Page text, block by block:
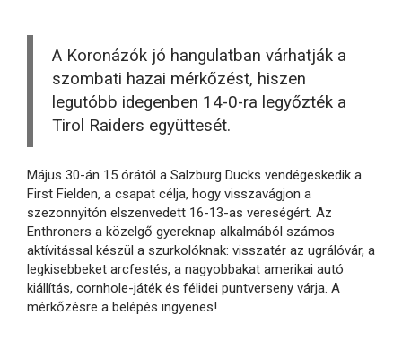
A Koronázók jó hangulatban várhatják a
szombati hazai mérkőzést, hiszen
legutóbb idegenben 14-0-ra legyőzték a
Tirol Raiders együttesét.
Május 30-án 15 órától a Salzburg Ducks vendégeskedik a
First Fielden, a csapat célja, hogy visszavágjon a
szezonnyitón elszenvedett 16-13-as vereségért. Az
Enthroners a közelgő gyereknap alkalmából számos
aktívitással készül a szurkolóknak: visszatér az ugrálóvár, a
legkisebbeket arcfestés, a nagyobbakat amerikai autó
kiállítás, cornhole-játék és félidei puntverseny várja. A
mérkőzésre a belépés ingyenes!